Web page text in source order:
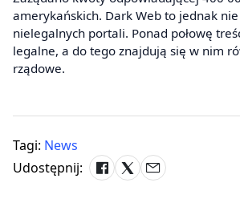
amerykańskich. Dark Web to jednak
nielegalnych portali. Ponad połowę
legalne, a do tego znajdują się w nim
rządowe.
Tagi: News
Udostępnij: